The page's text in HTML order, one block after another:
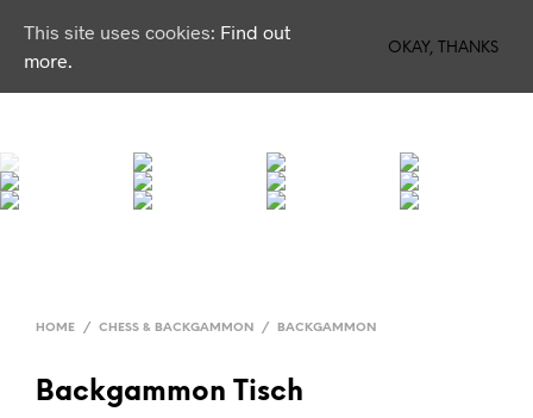
HOME / CHESS & BACKGAMMON / BACKGAMMON
Backgammon Tisch
This site uses cookies: Find out
more.
OKAY, THANKS